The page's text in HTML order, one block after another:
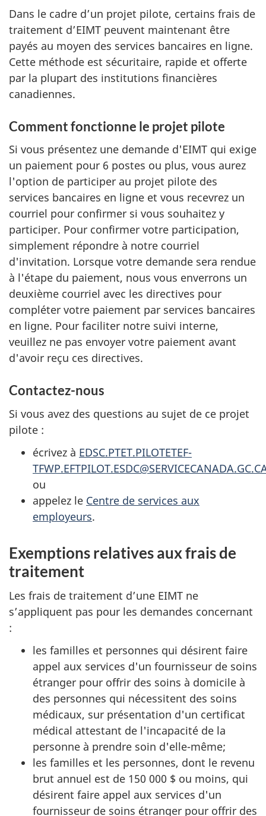
Dans le cadre d’un projet pilote, certains frais de
traitement d’EIMT peuvent maintenant être
payés au moyen des services bancaires en ligne.
Cette méthode est sécuritaire, rapide et offerte
par la plupart des institutions financières
canadiennes.
Comment fonctionne le projet pilote
Si vous présentez une demande d'EIMT qui exige
un paiement pour 6 postes ou plus, vous aurez
l'option de participer au projet pilote des
services bancaires en ligne et vous recevrez un
courriel pour confirmer si vous souhaitez y
participer. Pour confirmer votre participation,
simplement répondre à notre courriel
d'invitation. Lorsque votre demande sera rendue
à l'étape du paiement, nous vous enverrons un
deuxième courriel avec les directives pour
compléter votre paiement par services bancaires
en ligne. Pour faciliter notre suivi interne,
veuillez ne pas envoyer votre paiement avant
d'avoir reçu ces directives.
Contactez-nous
Si vous avez des questions au sujet de ce projet
pilote :
écrivez à EDSC.PTET.PILOTETEF-
ou
appelez le Centre de services aux
employeurs.
Exemptions relatives aux frais de
traitement
Les frais de traitement d’une EIMT ne
s’appliquent pas pour les demandes concernant
:
les familles et personnes qui désirent faire
appel aux services d'un fournisseur de soins
étranger pour offrir des soins à domicile à
des personnes qui nécessitent des soins
médicaux, sur présentation d'un certificat
médical attestant de l'incapacité de la
personne à prendre soin d'elle-même;
les familles et les personnes, dont le revenu
brut annuel est de 150 000 $ ou moins, qui
désirent faire appel aux services d'un
fournisseur de soins étranger pour offrir des